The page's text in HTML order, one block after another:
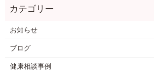
お知らせ
ブログ
健康相談事例